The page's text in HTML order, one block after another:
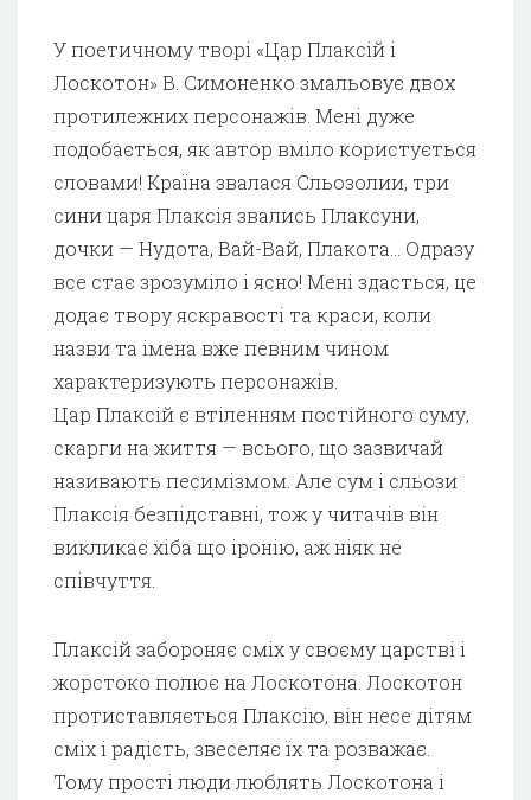
У поетичному творі «Цар Плаксій і
Лоскотон» В. Симоненко змальовує двох
протилежних персонажів. Мені дуже
подобається, як автор вміло користується
словами! Країна звалася Сльозолии, три
сини царя Плаксія звались Плаксуни,
дочки — Нудота, Вай-Вай, Плакота… Одразу
все стає зрозуміло і ясно! Мені здасться, це
додає твору яскравості та краси, коли
назви та імена вже певним чином
характеризують персонажів.
Цар Плаксій є втіленням постійного суму,
скарги на життя — всього, що зазвичай
називають песимізмом. Але сум і сльози
Плаксія безпідставні, тож у читачів він
викликає хіба що іронію, аж ніяк не
співчуття.
Плаксій забороняє сміх у своєму царстві і
жорстоко полює на Лоскотона. Лоскотон
протиставляється Плаксію, він несе дітям
сміх і радість, звеселяє їх та розважає.
Тому прості люди люблять Лоскотона і